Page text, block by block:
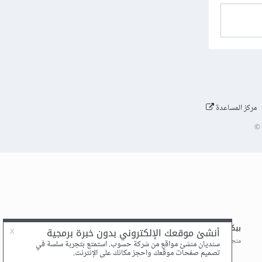
مركز المساعدة
©